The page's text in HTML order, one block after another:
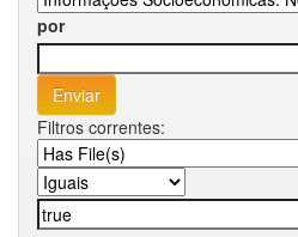
por
Filtros correntes: